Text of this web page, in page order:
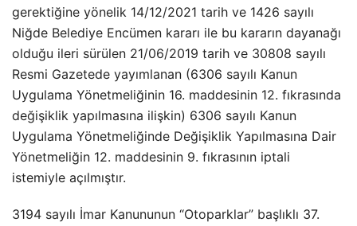
gerektiğine yönelik 14/12/2021 tarih ve 1426 sayılı
Niğde Belediye Encümen kararı ile bu kararın dayanağı
olduğu ileri sürülen 21/06/2019 tarih ve 30808 sayılı
Resmi Gazetede yayımlanan (6306 sayılı Kanun
Uygulama Yönetmeliğinin 16. maddesinin 12. fıkrasında
değişiklik yapılmasına ilişkin) 6306 sayılı Kanun
Uygulama Yönetmeliğinde Değişiklik Yapılmasına Dair
Yönetmeliğin 12. maddesinin 9. fıkrasının iptali
istemiyle açılmıştır.
3194 sayılı İmar Kanununun “Otoparklar” başlıklı 37.